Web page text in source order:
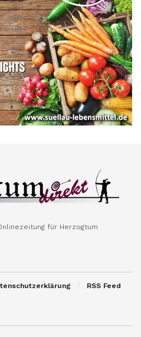
für Herzogtum
RSS Feed